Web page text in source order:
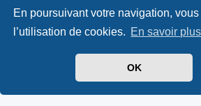
En poursuivant votre navigation,
l’utilisation de cookies. En savoir plus
OK